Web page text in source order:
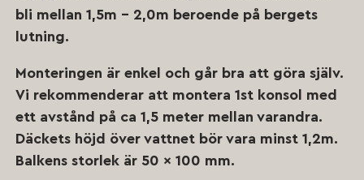
bli mellan 1,5m – 2,0m beroende på bergets
lutning.
Monteringen är enkel och går bra att göra själv.
Vi rekommenderar att montera 1st konsol med
ett avstånd på ca 1,5 meter mellan varandra.
Däckets höjd över vattnet bör vara minst 1,2m.
Balkens storlek är 50 x 100 mm.